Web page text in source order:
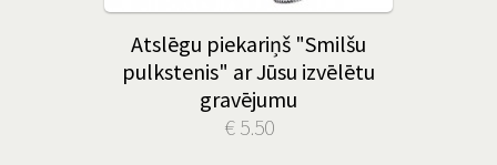
Atslēgu piekariņš "Smilšu
pulkstenis" ar Jūsu izvēlētu
gravējumu
€ 5.50